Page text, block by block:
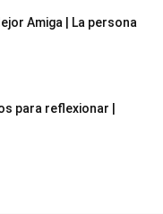
Amiga | La persona
para reflexionar |